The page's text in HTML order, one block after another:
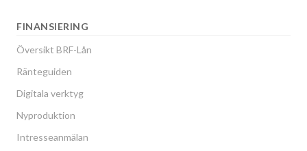
FINANSIERING
Översikt BRF-Lån
Ränteguiden
Digitala verktyg
Nyproduktion
Intresseanmälan